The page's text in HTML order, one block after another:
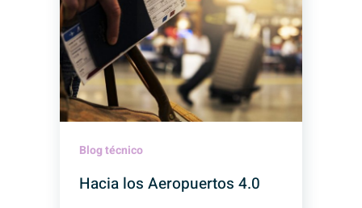
Blog técnico
Hacia los Aeropuertos 4.0